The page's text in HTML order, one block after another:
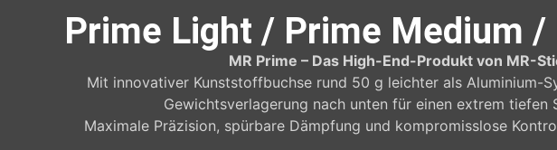
Prime Light / Prime Medium /
MR Prime – Das High-End-Produkt von MR-
Mit innovativer Kunststoffbuchse rund 50 g leichter als Aluminium-
Gewichtsverlagerung nach unten für einen extrem tiefen
Maximale Präzision, spürbare Dämpfung und kompromisslose